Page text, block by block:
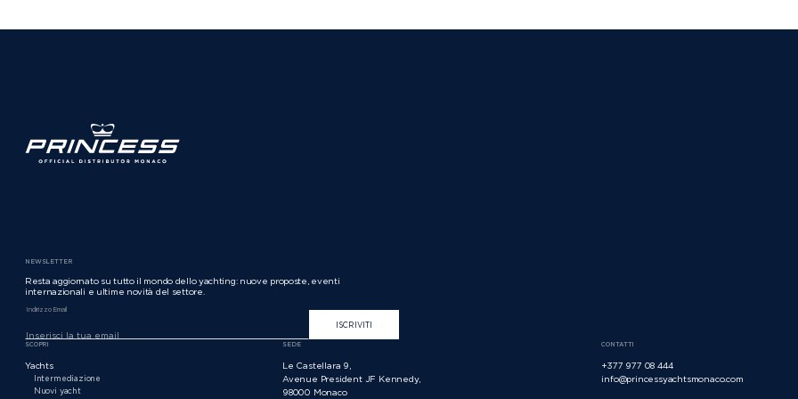
NEWSLETTER
Resta aggiornato su tutto il mondo dello yachting: nuove proposte, eventi
internazionali e ultime novità del settore.
Indirizzo Email
ISCRIVITI
SCOPRI
Yachts
Intermediazione
Nuovi yacht
SEDE
Le Castellara 9,
Avenue President JF Kennedy,
98000 Monaco
CONTATTI
+377 977 08 444
info@princessyachtsmonaco.com